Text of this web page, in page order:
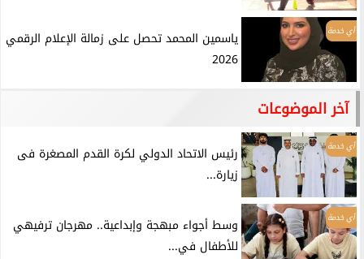
أي خدمة
ياسمين المحمد تحصل على زمالة الإعلام الرقمي
2026
آخر الموضوعات
أي خدمة
رئيس الاتحاد الدولي لكرة القدم المصغرة فى
زيارة...
أي خدمة
وسط أجواء مبهجة وإبداعية.. مهرجان ترفيهي
للأطفال في...